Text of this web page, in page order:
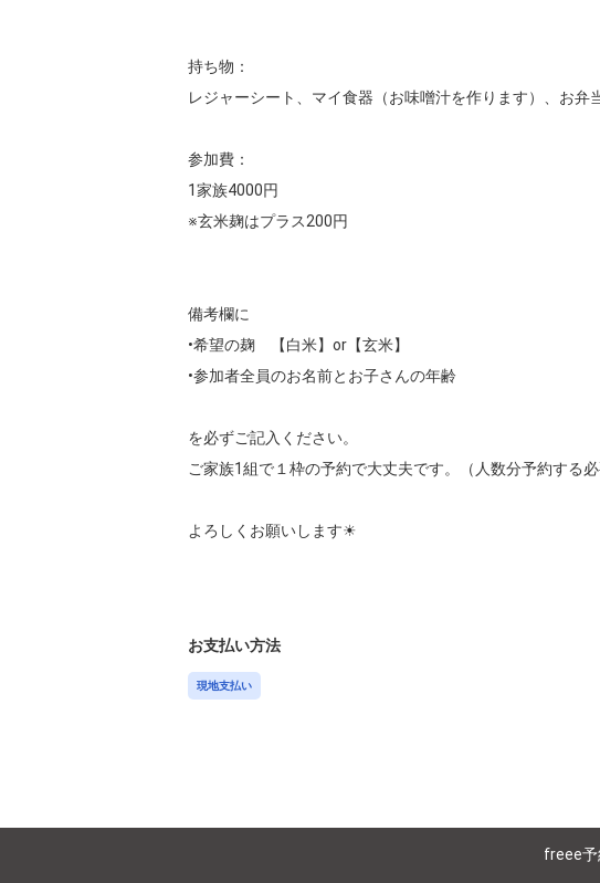
持ち物：
レジャーシート、マイ食器（お味噌汁を作ります）、お
参加費：
1家族4000円
※玄米麹はプラス200円
備考欄に
•希望の麹　【白米】or【玄米】
•参加者全員のお名前とお子さんの年齢
を必ずご記入ください。
ご家族1組で１枠の予約で大丈夫です。（人数分予約する必
よろしくお願いします☀︎
お支払い方法
現地支払い
freee予